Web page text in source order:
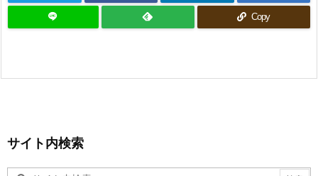
Copy
サイト内検索